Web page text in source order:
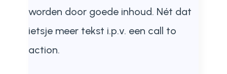
worden door goede inhoud. Nét dat
ietsje meer tekst i.p.v. een call to
action.